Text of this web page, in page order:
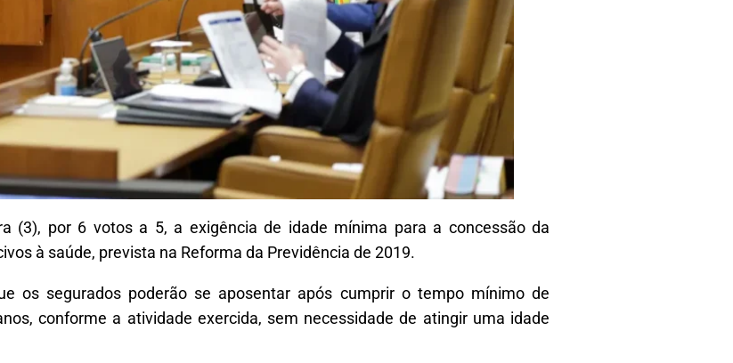
(3), por 6 votos a 5, a exigência de idade mínima para a concessão da
à saúde, prevista na Reforma da Previdência de 2019.
os segurados poderão se aposentar após cumprir o tempo mínimo de
conforme a atividade exercida, sem necessidade de atingir uma idade